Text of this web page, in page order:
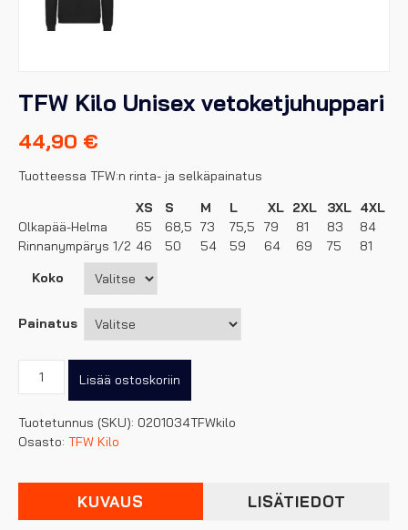
TFW Kilo Unisex vetoketjuhuppari
44,90 €
Tuotteessa TFW:n rinta- ja selkäpainatus
XS
S M L XL 2XL 3XL 4XL
Olkapää-Helma
65 68,5 73 75,5 79 81 83
84
Rinnanympärys 1/2 46 50 54 59 64 69 75
81
Koko
Painatus
vetoketjuhuppari
määrä
Lisää ostoskoriin
Tuotetunnus (SKU): 0201034TFWkilo
Osasto: TFW Kilo
KUVAUS LISÄTIEDOT